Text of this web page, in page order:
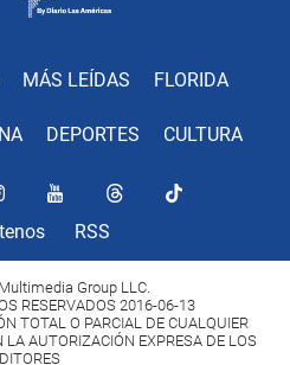
MÁS LEÍDAS FLORIDA
DEPORTES CULTURA
RSS
Group LLC.
RESERVADOS 2016-06-13
TOTAL O PARCIAL DE CUALQUIER
LA AUTORIZACIÓN EXPRESA DE LOS